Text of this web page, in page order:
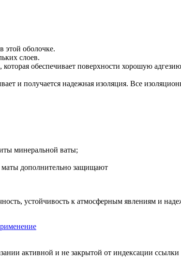
этой оболочке.
слоев.
которая обеспечивает поверхности хорошую
и получается надежная изоляция. Все
минеральной ваты;
маты дополнительно защищают
устойчивость к атмосферным явлениям и
активной и не закрытой от индексации ссылки